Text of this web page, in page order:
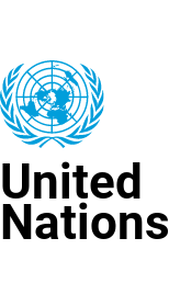
content
United
Nations